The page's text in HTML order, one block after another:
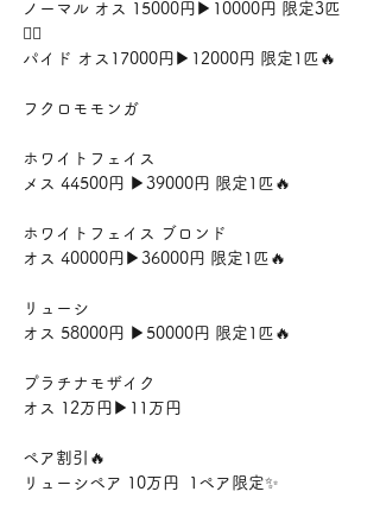
ノーマル オス 15000円▶︎10000円 限定3匹
❤️‍🔥
パイド オス17000円▶︎12000円 限定1匹🔥
フクロモモンガ
ホワイトフェイス
メス 44500円 ▶︎39000円 限定1匹🔥
ホワイトフェイス ブロンド
オス 40000円▶︎36000円 限定1匹🔥
リューシ
オス 58000円 ▶︎50000円 限定1匹🔥
プラチナモザイク
オス 12万円▶︎11万円
ペア割引🔥
リューシペア 10万円  1ペア限定✨